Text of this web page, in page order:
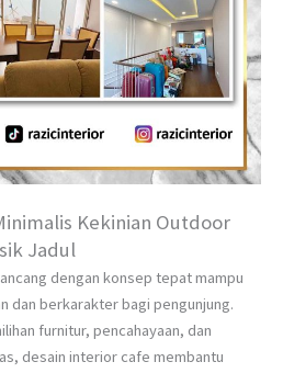
Kekinian Outdoor
Jadul
dengan konsep tepat mampu
dan berkarakter bagi pengunjung.
furnitur, pencahayaan, dan
desain interior cafe membantu